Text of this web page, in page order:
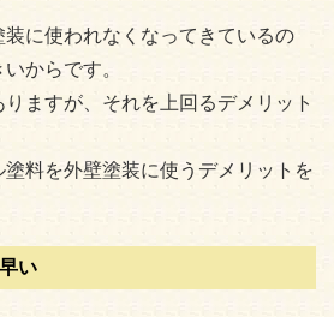
に使われなくなってきているの
からです。
ますが、それを上回るデメリット
料を外壁塗装に使うデメリットを
い